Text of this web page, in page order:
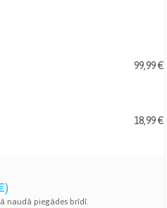
99,99 €
18,99 €
)
naudā piegādes brīdī.